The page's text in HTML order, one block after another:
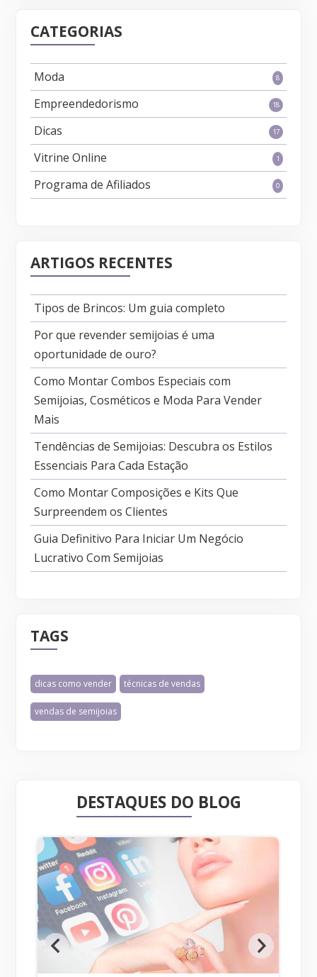
CATEGORIAS
Moda 8
Empreendedorismo 18
Dicas 17
Vitrine Online 1
Programa de Afiliados 0
ARTIGOS RECENTES
Tipos de Brincos: Um guia completo
Por que revender semijoias é uma
oportunidade de ouro?
Como Montar Combos Especiais com
Semijoias, Cosméticos e Moda Para Vender
Mais
Tendências de Semijoias: Descubra os Estilos
Essenciais Para Cada Estação
Como Montar Composições e Kits Que
Surpreendem os Clientes
Guia Definitivo Para Iniciar Um Negócio
Lucrativo Com Semijoias
TAGS
dicas como vender técnicas de vendas
vendas de semijoias
DESTAQUES DO BLOG